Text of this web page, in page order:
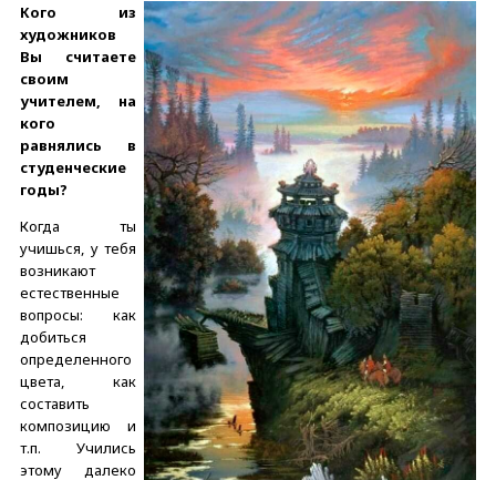
Кого из
художников
Вы считаете
своим
учителем, на
кого
равнялись в
студенческие
годы?
Когда ты
учишься, у тебя
возникают
естественные
вопросы: как
добиться
определенного
цвета, как
составить
композицию и
т.п. Учились
этому далеко